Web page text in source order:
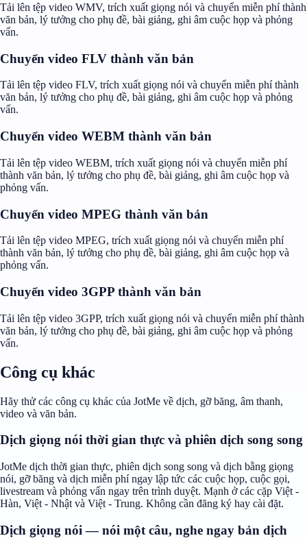
Tải lên tệp video WMV, trích xuất giọng nói và chuyển miễn phí thành
văn bản, lý tưởng cho phụ đề, bài giảng, ghi âm cuộc họp và phỏng
vấn.
Chuyển video FLV thành văn bản
Tải lên tệp video FLV, trích xuất giọng nói và chuyển miễn phí thành
văn bản, lý tưởng cho phụ đề, bài giảng, ghi âm cuộc họp và phỏng
vấn.
Chuyển video WEBM thành văn bản
Tải lên tệp video WEBM, trích xuất giọng nói và chuyển miễn phí
thành văn bản, lý tưởng cho phụ đề, bài giảng, ghi âm cuộc họp và
phỏng vấn.
Chuyển video MPEG thành văn bản
Tải lên tệp video MPEG, trích xuất giọng nói và chuyển miễn phí
thành văn bản, lý tưởng cho phụ đề, bài giảng, ghi âm cuộc họp và
phỏng vấn.
Chuyển video 3GPP thành văn bản
Tải lên tệp video 3GPP, trích xuất giọng nói và chuyển miễn phí thành
văn bản, lý tưởng cho phụ đề, bài giảng, ghi âm cuộc họp và phỏng
vấn.
Công cụ khác
Hãy thử các công cụ khác của JotMe về dịch, gỡ băng, âm thanh,
video và văn bản.
Dịch giọng nói thời gian thực và phiên dịch song song
JotMe dịch thời gian thực, phiên dịch song song và dịch bằng giọng
nói, gỡ băng và dịch miễn phí ngay lập tức các cuộc họp, cuộc gọi,
livestream và phỏng vấn ngay trên trình duyệt. Mạnh ở các cặp Việt -
Hàn, Việt - Nhật và Việt - Trung. Không cần đăng ký hay cài đặt.
Dịch giọng nói — nói một câu, nghe ngay bản dịch